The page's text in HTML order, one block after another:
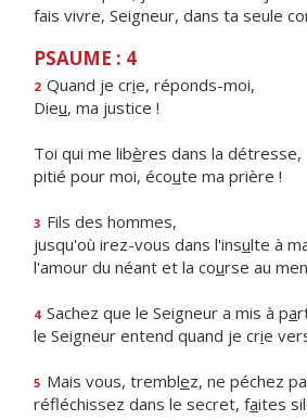
fais vivre, Seigneur, dans ta seule
PSAUME : 4
2 Quand je crie, réponds-moi,
Dieu, ma justice !
Toi qui me libères dans la détresse,
pitié pour moi, écoute ma prière !
3 Fils des hommes,
jusqu'où irez-vous dans l'insulte à
l'amour du néant et la course au
4 Sachez que le Seigneur a mis à pa
le Seigneur entend quand je crie
5 Mais vous, tremblez, ne péchez
réfléchissez dans le secret, faites